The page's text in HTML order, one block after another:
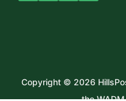
Copyright © 2026